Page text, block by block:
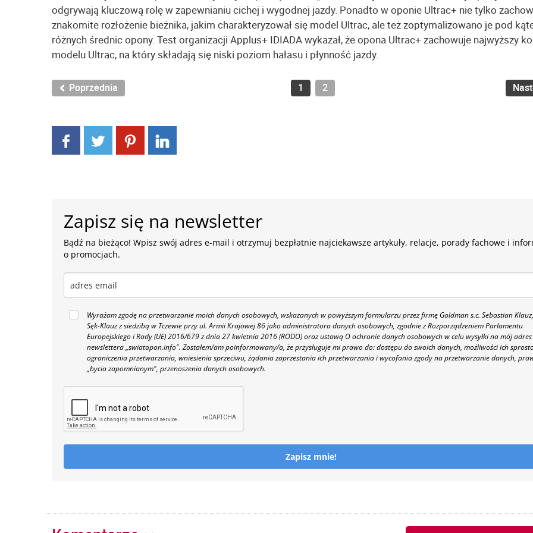
odgrywają kluczową rolę w zapewnianiu cichej i wygodnej jazdy. Ponadto w oponie Ultrac+ nie tylko
znakomite rozłożenie bieżnika, jakim charakteryzował się model Ultrac, ale też zoptymalizowano je pod
różnych średnic opony. Test organizacji Applus+ IDIADA wykazał, że opona Ultrac+ zachowuje najwyższy
modelu Ultrac, na który składają się niski poziom hałasu i płynność jazdy.
Poprzednia 1 2
Zapisz się na newsletter
Bądź na bieżąco! Wpisz swój adres e-mail i otrzymuj bezpłatnie najciekawsze artykuły, relacje, porady fachowe i
o promocjach.
Wyrażam zgodę na przetwarzanie moich danych osobowych, wskazanych w powyższym formularzu przez firmę Goldman s.c. Sebastian
Sęk-Klauz z siedzibą w Tczewie przy ul. Armii Krajowej 86 jako administratora danych osobowych, zgodnie z Rozporządzeniem Parlamentu
Europejskiego i Rady (UE) 2016/679 z dnia 27 kwietnia 2016 (RODO) oraz ustawą O ochronie danych osobowych w celu wysyłki na mój
newslettera „swiatopon.info". Zostałem/am poinformowany/a, że przysługuje mi prawo do: dostępu do swoich danych, możliwości ich
ograniczenia przetwarzania, wniesienia sprzeciwu, żądania zaprzestania ich przetwarzania i wycofania zgody na przetwarzanie danych,
„bycia zapomnianym", przenoszenia danych osobowych.
Zapisz mnie!